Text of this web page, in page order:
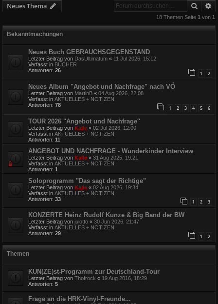
Neues Thema Suche
18 Themen Seite 1 von 1
Bekanntmachungen
Neues Buch GEBRAUCHSGEGENSTAND
Letzter Beitrag von DasUltimatum « 11 Jul 2026, 15:12
Verfasst in BÜCHER
Antworten: 26 1 2
Neues Album "Angebot und Nachfrage" nach VÖ
Letzter Beitrag von MartinB « 04 Aug 2026, 22:08
Verfasst in AKTUELLES + NOTIZEN
Antworten: 78 1 2 3 4 5 6
TOUR 2026 "Angebot und Nachfrage″
Letzter Beitrag von Kalle « 02 Jul 2026, 12:00
Verfasst in AKTUELLES + NOTIZEN
Antworten: 11
ANGEBOT UND NACHFRAGE - Wunderkinder Interview
Letzter Beitrag von Kalle « 31 Aug 2025, 19:21
Verfasst in AKTUELLES + NOTIZEN
Antworten: 1
Soloprogramm "Das sagt der Richtige"
Letzter Beitrag von Kalle « 02 Aug 2026, 19:34
Verfasst in AKTUELLES + NOTIZEN
Antworten: 33 1 2 3
KONZERTE Heinz Rudolf Kunze & Big Band der BW
Letzter Beitrag von julotto « 30 Jun 2026, 21:47
Verfasst in AKTUELLES + NOTIZEN
Antworten: 29 1 2
Themen
KUN(ZE)st-Programm zur Deutschland-Tour
Letzter Beitrag von Thofrock « 19 Aug 2016, 18:29
Antworten: 5
Frage an die HRK-Vinyl-Freunde...